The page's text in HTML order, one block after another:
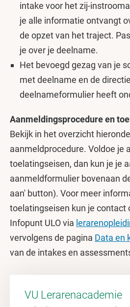
intake voor het zij-
je alle informatie ontvangt
de opzet van het traject.
je over je deelname.
Het bevoegd gezag van je
met deelname en de
deelnameformulier heeft
Aanmeldingsprocedure en
Bekijk in het overzicht
aanmeldprocedure. Voldoe je
toelatingseisen, dan kun je je
aanmeldformulier bovenaan
aan' button). Voor meer
toelatingseisen kun je contact
Infopunt ULO via
vervolgens de pagina Data en
van de intakes en
VU Lerarenacademie